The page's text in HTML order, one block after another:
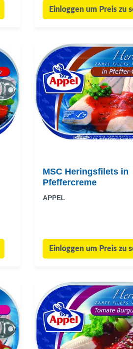
Einloggen um Preis zu
MSC Heringsfilets in
Pfeffercreme
APPEL
Einloggen um Preis zu